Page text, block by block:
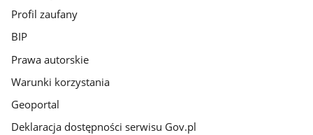
Profil zaufany
BIP
Prawa autorskie
Warunki korzystania
Geoportal
Deklaracja dostępności serwisu Gov.pl